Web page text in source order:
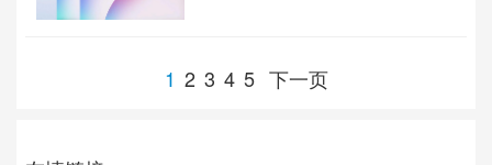
1 2 3 4 5 下一页